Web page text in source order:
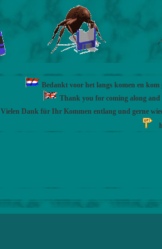
Bedankt voor het langs komen en
Thank you for coming along and
Vielen Dank für Ihr Kommen entlang und gerne